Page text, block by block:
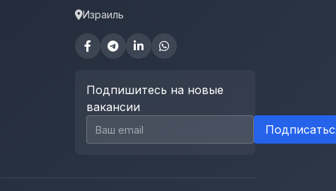
Израиль
Подпишитесь на новые
вакансии
Email для подписки